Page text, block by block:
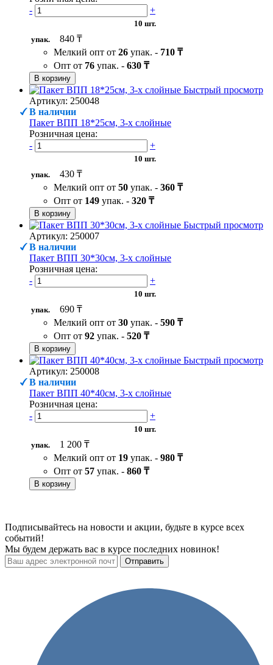
-
+
10 шт.
упак.
840 ₸
Мелкий опт от 26 упак. - 710 ₸
Опт от 76 упак. - 630 ₸
В корзину
Быстрый просмотр
Артикул: 250048
В наличии
Пакет ВПП 18*25см, 3-х слойные
Розничная цена:
-
+
10 шт.
упак.
430 ₸
Мелкий опт от 50 упак. - 360 ₸
Опт от 149 упак. - 320 ₸
В корзину
Быстрый просмотр
Артикул: 250007
В наличии
Пакет ВПП 30*30см, 3-х слойные
Розничная цена:
-
+
10 шт.
упак.
690 ₸
Мелкий опт от 30 упак. - 590 ₸
Опт от 92 упак. - 520 ₸
В корзину
Быстрый просмотр
Артикул: 250008
В наличии
Пакет ВПП 40*40см, 3-х слойные
Розничная цена:
-
+
10 шт.
упак.
1 200 ₸
Мелкий опт от 19 упак. - 980 ₸
Опт от 57 упак. - 860 ₸
В корзину
Подписывайтесь на новости и акции, будьте в курсе всех
событий!
Мы будем держать вас в курсе последних новинок!